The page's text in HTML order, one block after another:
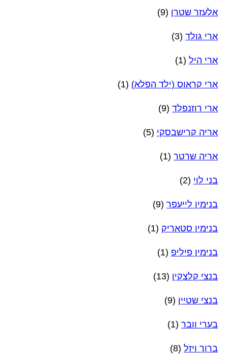
אלעזר שטרן (9)
ארי גולד (3)
ארי היל (1)
ארי קראוס (ילד הפלא) (1)
ארי רוזנפלד (9)
אריה קרישבסקי (5)
אריה שרטר (1)
בני לוי (2)
בנימין לייעפר (9)
בנימין סטאריק (1)
בנימין פיליפ (1)
בנצי קלצקין (13)
בנצי שטיין (9)
בערי וובר (1)
ברוך ויזל (8)